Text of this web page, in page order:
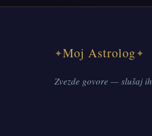
✦Moj Astrolog✦
Zvezde govore — slušaj ih